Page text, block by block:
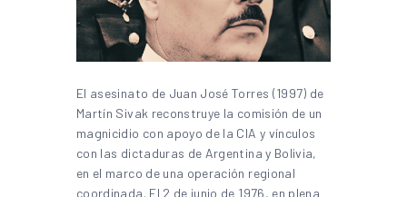
El asesinato de Juan José Torres (1997) de
Martín Sivak reconstruye la comisión de un
magnicidio con apoyo de la CIA y vínculos
con las dictaduras de Argentina y Bolivia,
en el marco de una operación regional
coordinada. El 2 de junio de 1976, en plena